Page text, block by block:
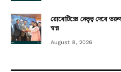
রোবোটিক্সে নেতৃত্ব দেবে
স্বপ্ন
August 8, 2026